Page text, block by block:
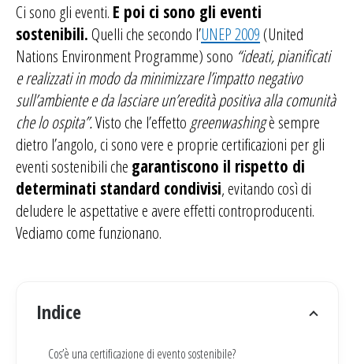
Ci sono gli eventi. E poi ci sono gli eventi
sostenibili. Quelli che secondo l’UNEP 2009 (United
Nations Environment Programme) sono “ideati, pianificati
e realizzati in modo da minimizzare l’impatto negativo
sull’ambiente e da lasciare un’eredità positiva alla comunità
che lo ospita”.Visto che l’effetto greenwashingè sempre
dietro l’angolo, ci sono vere e proprie certificazioni per gli
eventi sostenibili che garantiscono il rispetto di
determinati standard condivisi, evitando così di
deludere le aspettative e avere effetti controproducenti.
Vediamo come funzionano.
Indice
Cos’è una certificazione di evento sostenibile?